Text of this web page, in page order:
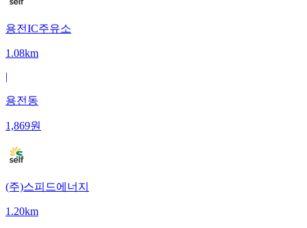
용전IC주유소
1.08km
|
용전동
1,869원
(주)스피드에너지
1.20km